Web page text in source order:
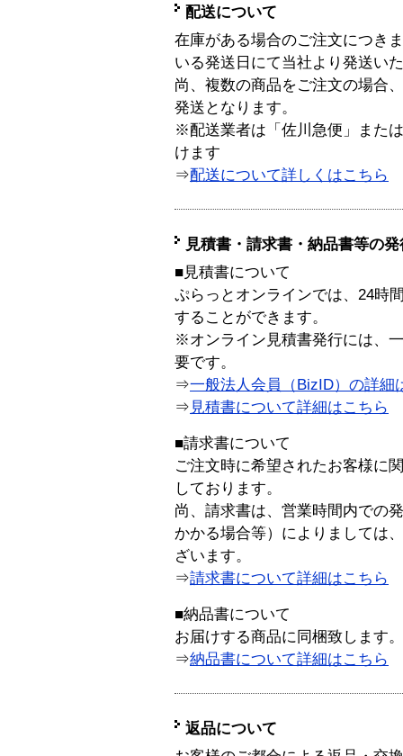
配送について
在庫がある場合のご注文につき
いる発送日にて当社より発送い
尚、複数の商品をご注文の場合
発送となります。
※配送業者は「佐川急便」また
けます
⇒配送について詳しくはこちら
見積書・請求書・納品書等の
■見積書について
ぷらっとオンラインでは、24時
することができます。
※オンライン見積書発行には、
要です。
⇒一般法人会員（BizID）の詳細
⇒ 見積書について詳細はこちら
■請求書について
ご注文時に希望されたお客様に
しております。
尚、請求書は、営業時間内での
かかる場合等）によりましては
ざいます。
⇒請求書について詳細はこちら
■納品書について
お届けする商品に同梱致します。
⇒納品書について詳細はこちら
返品について